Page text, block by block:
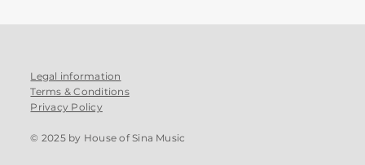
Legal information
Terms & Conditions
Privacy Policy
© 2025 by House of Sina Music